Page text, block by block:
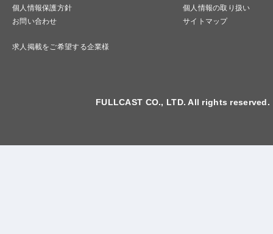
個人情報保護方針
個人情報の取り扱い
お問い合わせ
サイトマップ
求人掲載をご希望する企業様
FULLCAST CO., LTD. All rights reserved.